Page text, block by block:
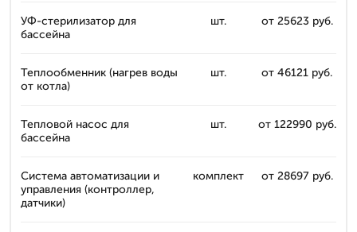
УФ-стерилизатор для
бассейна
шт. от 25623 руб.
Теплообменник (нагрев воды
от котла)
шт. от 46121 руб.
Тепловой насос для
бассейна
шт. от 122990 руб.
Система автоматизации и
управления (контроллер,
датчики)
комплект от 28697 руб.